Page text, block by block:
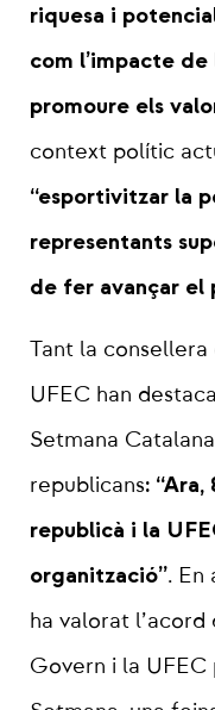
riquesa i
com l’impacte
promoure els
context polític
“esportivitzar la
representants
de fer avançar el
Tant la
UFEC han
Setmana
republicans:
republicà i la
organització”. En
ha valorat
Govern i la